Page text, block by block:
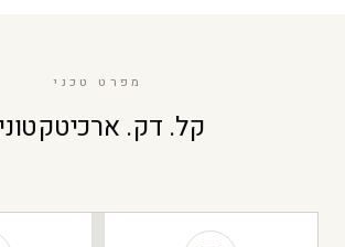
מפרט טכני
קל. דק.